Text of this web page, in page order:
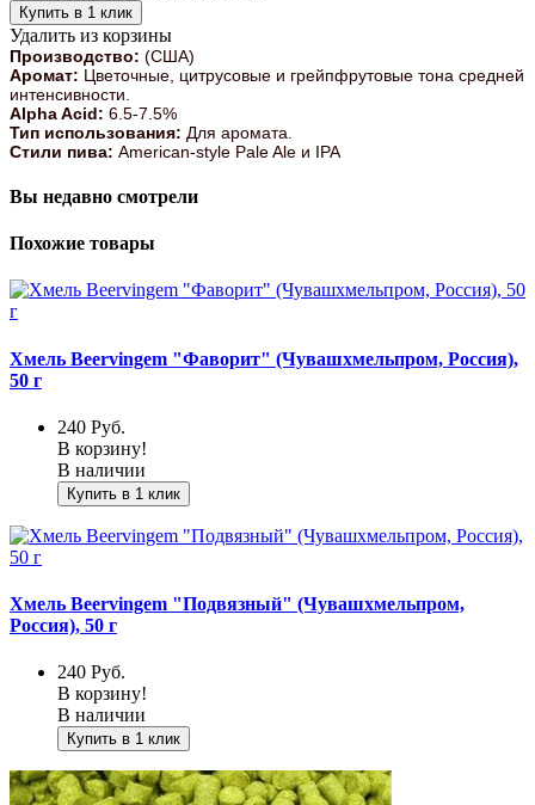
Купить в 1 клик
Удалить из корзины
Производство: (США)
Аромат: Цветочные, цитрусовые и грейпфрутовые тона средней
интенсивности.
Alpha Acid: 6.5-7.5%
Тип использования: Для аромата.
Стили пива: American-style Pale Ale и IPA
Вы недавно смотрели
Похожие товары
Хмель Beervingem "Фаворит" (Чувашхмельпром, Россия),
50 г
240 Руб.
В корзину!
В наличии
Купить в 1 клик
Хмель Beervingem "Подвязный" (Чувашхмельпром,
Россия), 50 г
240 Руб.
В корзину!
В наличии
Купить в 1 клик